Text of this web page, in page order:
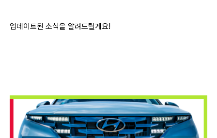
업데이트된 소식을 알려드릴게요!